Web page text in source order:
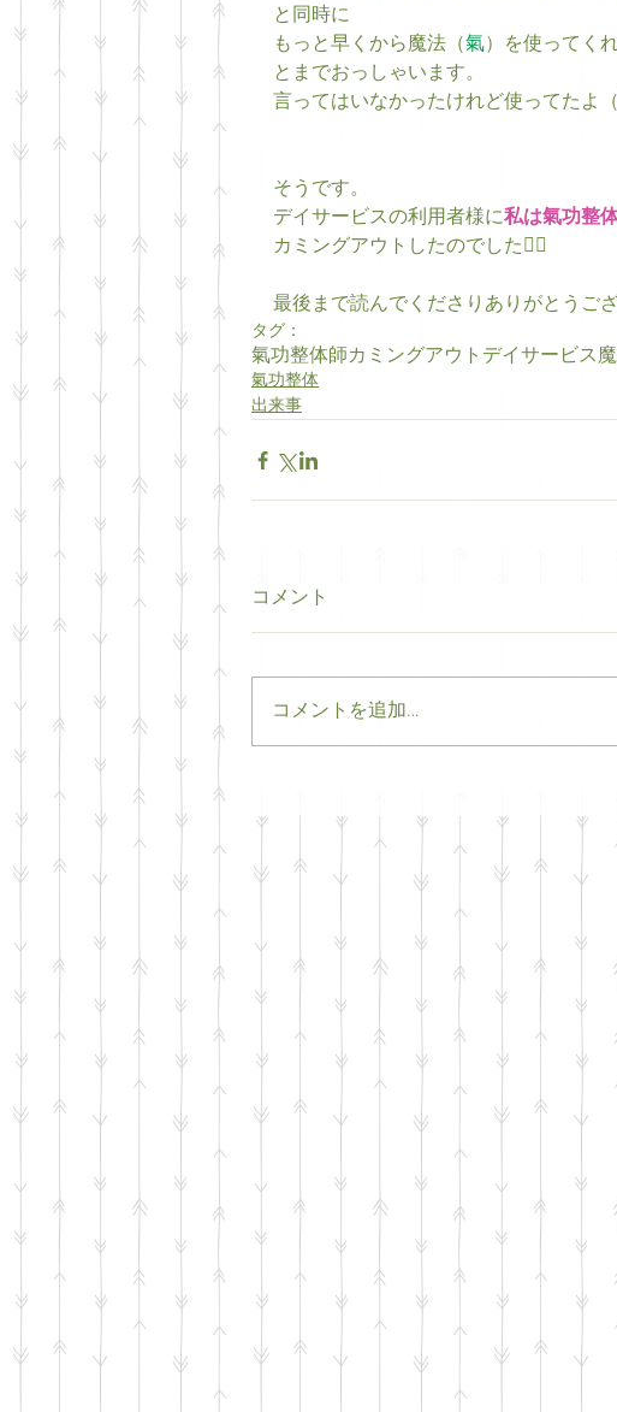
と同時に
もっと早くから魔法（氣）を使ってく
とまでおっしゃいます。
言ってはいなかったけれど使ってたよ（
そうです。
デイサービスの利用者様に私は氣功整
カミングアウトしたのでした👍🏻
最後まで読んでくださりありがとうござ
タグ：
氣功整体師カミングアウト デイサービス
氣功整体
出来事
コメント
コメントを追加…